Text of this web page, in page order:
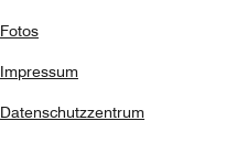
Fotos
Impressum
Datenschutzzentrum